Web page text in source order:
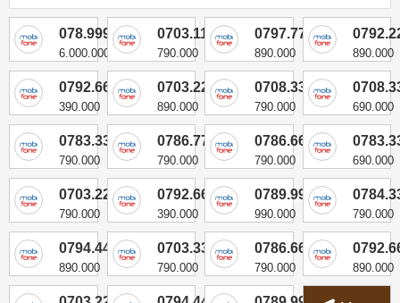
078.999.8181
6.000.000
0703.11.77.55
790.000
0797.77.99.55
890.000 890.000
0792.666.399
390.000
0703.22.44.22
890.000
0708.33.77.00
790.000 690.000
0783.33.11.22
790.000
0786.77.66.00
790.000
0786.66.55.22
790.000 690.000
0703.22.11.55
790.000
0792.666.855
390.000
0789.99.55.77
990.000 790.000
0794.44.66.44
890.000
0703.33.11.55
790.000
0786.66.00.22
790.000 890.000